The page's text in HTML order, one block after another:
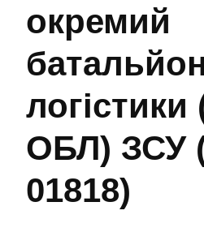
окремий
логістики
ОБЛ) ЗСУ
01818)